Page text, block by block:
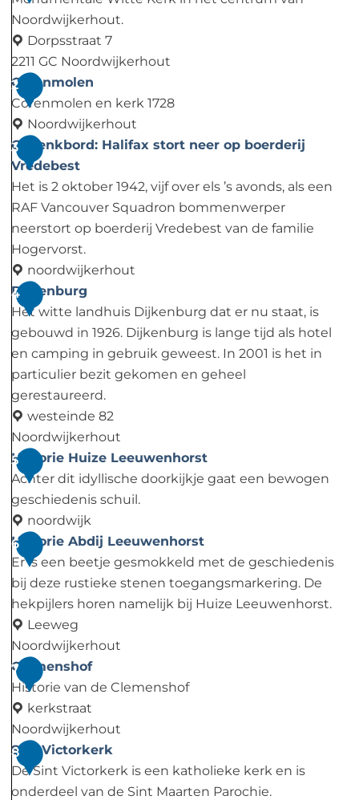
Noordwijkerhout.
Dorpsstraat 7
2211 GC Noordwijkerhout
D
e
W
i
t
t
e
K
e
r
k
2
Corenmolen
Corenmolen en kerk 1728
Noordwijkerhout
C
o
r
e
n
m
o
l
e
n
3
Gedenkbord: Halifax stort neer op boerderij
Vredebest
Het is 2 oktober 1942, vijf over els ’s avonds, als een
RAF Vancouver Squadron bommenwerper
neerstort op boerderij Vredebest van de familie
Hogervorst.
noordwijkerhout
G
e
d
e
n
k
b
o
r
d
:
H
a
l
i
f
a
x
s
t
o
r
t
n
e
4
Dijkenburg
Het witte landhuis Dijkenburg dat er nu staat, is
gebouwd in 1926. Dijkenburg is lange tijd als hotel
en camping in gebruik geweest. In 2001 is het in
particulier bezit gekomen en geheel
gerestaureerd.
westeinde 82
Noordwijkerhout
D
i
j
k
e
n
b
u
r
g
5
Historie Huize Leeuwenhorst
Achter dit idyllische doorkijkje gaat een bewogen
geschiedenis schuil.
noordwijk
H
i
s
t
o
r
i
e
H
u
i
z
e
6
Historie Abdij Leeuwenhorst
Er is een beetje gesmokkeld met de geschiedenis
bij deze rustieke stenen toegangsmarkering. De
hekpijlers horen namelijk bij Huize Leeuwenhorst.
Leeweg
Noordwijkerhout
H
i
s
t
o
r
i
7
Clemenshof
Historie van de Clemenshof
kerkstraat
Noordwijkerhout
C
l
e
8
Sint Victorkerk
De Sint Victorkerk is een katholieke kerk en is
onderdeel van de Sint Maarten Parochie.